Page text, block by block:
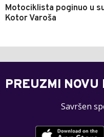
Motociklista poginuo u
Kotor Varoša
PREUZMI
Savršen